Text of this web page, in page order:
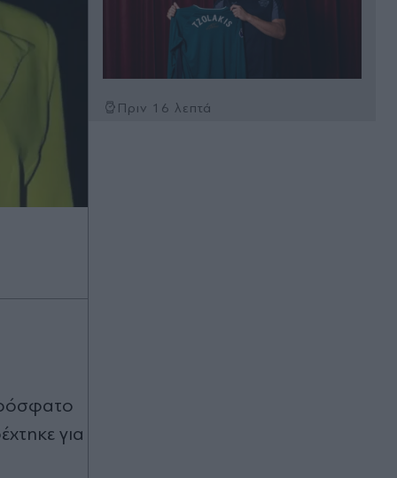
για
Πριν 16 λεπτά